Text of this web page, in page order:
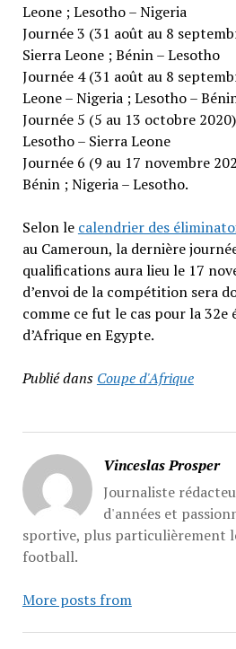
Leone ; Lesotho – Nigeria
Journée 3 (31 août au 8
Sierra Leone ; Bénin – Lesotho
Journée 4 (31 août au 8
Leone – Nigeria ; Lesotho –
Journée 5 (5 au 13 octobre
Lesotho – Sierra Leone
Journée 6 (9 au 17 novembre
Bénin ; Nigeria – Lesotho.
Selon le calendrier des
au Cameroun, la dernière
qualifications aura lieu le 17
d’envoi de la compétition sera
comme ce fut le cas pour la 32e
d’Afrique en Egypte.
Publié dans Coupe d'Afrique
Vinceslas Prosper
Journaliste
d'années et
sportive, plus particulièrement
football.
More posts from